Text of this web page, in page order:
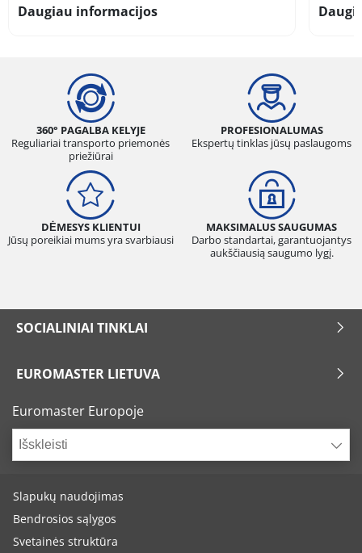
Daugiau informacijos
360° PAGALBA KELYJE
Reguliariai transporto priemonės
priežiūrai
PROFESIONALUMAS
Ekspertų tinklas jūsų paslaugoms
DĖMESYS KLIENTUI
Jūsų poreikiai mums yra svarbiausi
MAKSIMALUS SAUGUMAS
Darbo standartai, garantuojantys
aukščiausią saugumo lygį.
SOCIALINIAI TINKLAI
EUROMASTER LIETUVA
Euromaster Europoje
Išskleisti
Slapukų naudojimas
Bendrosios sąlygos
Svetainės struktūra